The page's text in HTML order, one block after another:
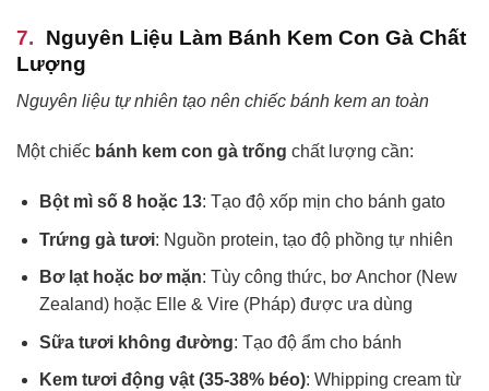
Nguyên Liệu Làm Bánh Kem Con Gà Chất
Lượng
Nguyên liệu tự nhiên tạo nên chiếc bánh kem an toàn
Một chiếc bánh kem con gà trống chất lượng cần:
Bột mì số 8 hoặc 13: Tạo độ xốp mịn cho bánh gato
Trứng gà tươi: Nguồn protein, tạo độ phồng tự nhiên
Bơ lạt hoặc bơ mặn: Tùy công thức, bơ Anchor (New
Zealand) hoặc Elle & Vire (Pháp) được ưa dùng
Sữa tươi không đường: Tạo độ ẩm cho bánh
Kem tươi động vật (35-38% béo): Whipping cream từ